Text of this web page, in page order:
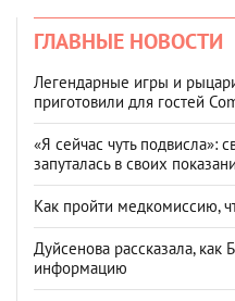
ГЛАВНЫЕ НОВОСТИ
Легендарные игры и
приготовили для гостей
«Я сейчас чуть подвисла»:
запуталась в своих
Как пройти медкомиссию,
Дуйсенова рассказала, как
информацию